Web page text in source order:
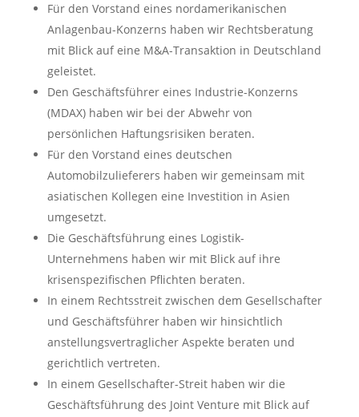
Für den Vorstand eines nordamerikanischen
Anlagenbau-Konzerns haben wir Rechtsberatung
mit Blick auf eine M&A-Transaktion in Deutschland
geleistet.
Den Geschäftsführer eines Industrie-Konzerns
(MDAX) haben wir bei der Abwehr von
persönlichen Haftungsrisiken beraten.
Für den Vorstand eines deutschen
Automobilzulieferers haben wir gemeinsam mit
asiatischen Kollegen eine Investition in Asien
umgesetzt.
Die Geschäftsführung eines Logistik-
Unternehmens haben wir mit Blick auf ihre
krisenspezifischen Pflichten beraten.
In einem Rechtsstreit zwischen dem Gesellschafter
und Geschäftsführer haben wir hinsichtlich
anstellungsvertraglicher Aspekte beraten und
gerichtlich vertreten.
In einem Gesellschafter-Streit haben wir die
Geschäftsführung des Joint Venture mit Blick auf